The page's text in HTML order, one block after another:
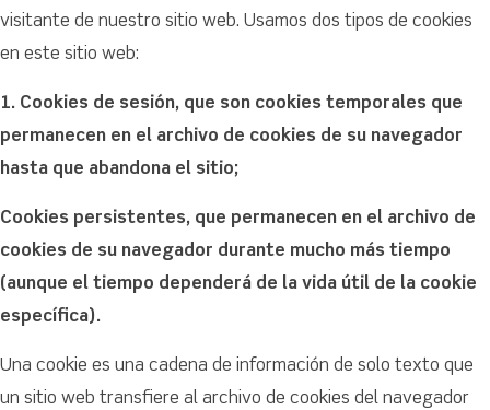
visitante de nuestro sitio web. Usamos dos tipos de cookies
en este sitio web:
1. Cookies de sesión, que son cookies temporales que
permanecen en el archivo de cookies de su navegador
hasta que abandona el sitio;
Cookies persistentes, que permanecen en el archivo de
cookies de su navegador durante mucho más tiempo
(aunque el tiempo dependerá de la vida útil de la cookie
específica).
Una cookie es una cadena de información de solo texto que
un sitio web transfiere al archivo de cookies del navegador